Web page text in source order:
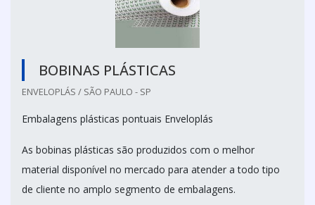
BOBINAS PLÁSTICAS
ENVELOPLÁS / SÃO PAULO - SP
Embalagens plásticas pontuais Enveloplás
As bobinas plásticas são produzidos com o melhor
material disponível no mercado para atender a todo tipo
de cliente no amplo segmento de embalagens.